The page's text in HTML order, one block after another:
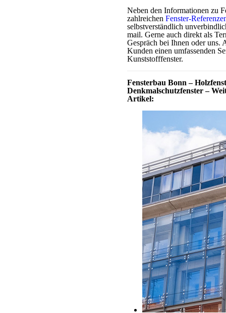
Neben den Informationen zu
zahlreichen Fenster-
selbstverständlich
mail. Gerne auch direkt als
Gespräch bei Ihnen oder uns.
Kunden einen umfassenden
Kunststofffenster.
Fensterbau Bonn –
Denkmalschutzfenster –
Artikel: